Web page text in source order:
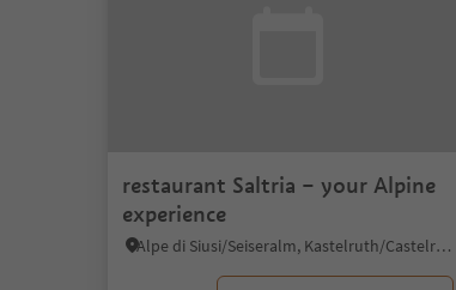
restaurant Saltria – your Alpine
experience
Alpe di Siusi/Seiseralm, Kastelruth/Castelrotto, Dolomites Region Seiser Alm